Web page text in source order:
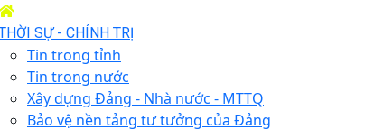
SỰ - CHÍNH TRỊ
Tin trong tỉnh
Tin trong nước
Xây dựng Đảng - Nhà nước - MTTQ
Bảo vệ nền tảng tư tưởng của Đảng